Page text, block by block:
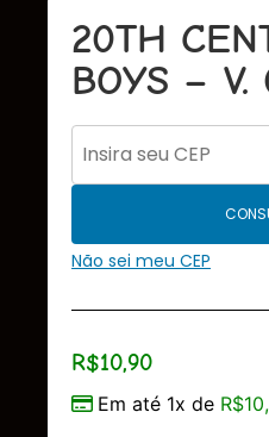
20TH
BOYS – V.
Não sei meu CEP
R$10,90
Em até 1x de R$